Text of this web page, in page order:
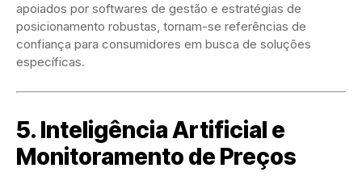
apoiados por softwares de gestão e estratégias de
posicionamento robustas, tornam-se referências de
confiança para consumidores em busca de soluções
específicas.
5. Inteligência Artificial e
Monitoramento de Preços